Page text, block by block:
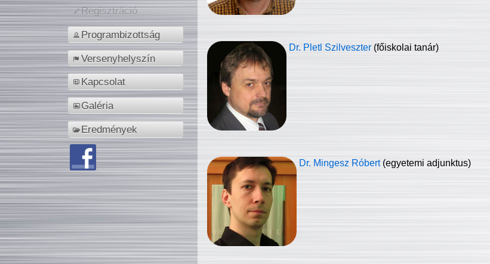
Regisztráció
Programbizottság
Versenyhelyszín
Kapcsolat
Galéria
Eredmények
Dr. Pletl Szilveszter (főiskolai tanár)
Dr. Mingesz Róbert (egyetemi adjunktus)